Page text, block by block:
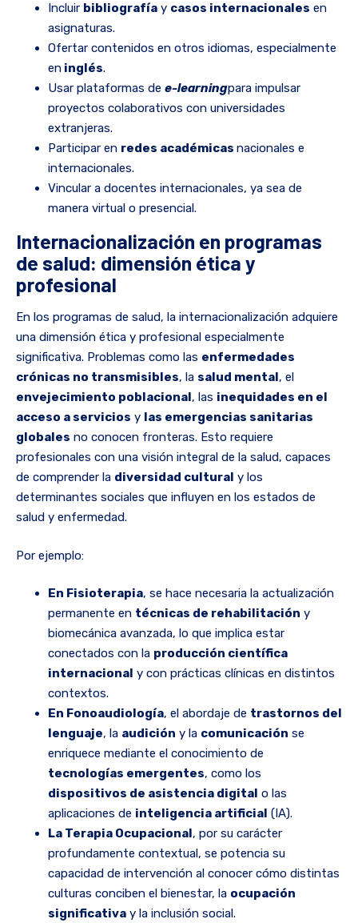
Incluir bibliografía y casos internacionales en
asignaturas.
Ofertar contenidos en otros idiomas, especialmente
en inglés.
Usar plataformas de e-learningpara impulsar
proyectos colaborativos con universidades
extranjeras.
Participar en redes académicas nacionales e
internacionales.
Vincular a docentes internacionales, ya sea de
manera virtual o presencial.
Internacionalización en programas
de salud: dimensión ética y
profesional
En los programas de salud, la internacionalización adquiere
una dimensión ética y profesional especialmente
significativa. Problemas como las enfermedades
crónicas no transmisibles, la salud mental, el
envejecimiento poblacional, las inequidades en el
acceso a servicios y las emergencias sanitarias
globales no conocen fronteras. Esto requiere
profesionales con una visión integral de la salud, capaces
de comprender la diversidad cultural y los
determinantes sociales que influyen en los estados de
salud y enfermedad.
Por ejemplo:
En Fisioterapia, se hace necesaria la actualización
permanente en técnicas de rehabilitación y
biomecánica avanzada, lo que implica estar
conectados con la producción científica
internacional y con prácticas clínicas en distintos
contextos.
En Fonoaudiología, el abordaje de trastornos del
lenguaje, la audición y la comunicación se
enriquece mediante el conocimiento de
tecnologías emergentes, como los
dispositivos de asistencia digital o las
aplicaciones de inteligencia artificial (IA).
La Terapia Ocupacional, por su carácter
profundamente contextual, se potencia su
capacidad de intervención al conocer cómo distintas
culturas conciben el bienestar, la ocupación
significativa y la inclusión social.